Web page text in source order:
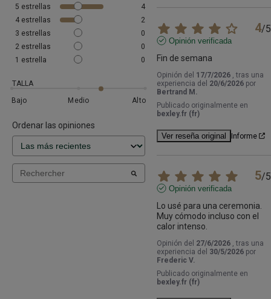
5 estrellas
4
4 estrellas
2
3 estrellas
0
2 estrellas
0
1 estrella 0
TALLA
Bajo
Medio Alto
Ordenar las opiniones
4/5
Opinión verificada
Fin de semana
Opinión del 17/7/2026 , tras una
experiencia del 20/6/2026 por
Bertrand M.
Publicado originalmente en
bexley.fr (fr)
Ver reseña original Informe
5/5
Opinión verificada
Lo usé para una ceremonia.
Muy cómodo incluso con el
calor intenso.
Opinión del 27/6/2026 , tras una
experiencia del 30/5/2026 por
Frederic V.
Publicado originalmente en
bexley.fr (fr)